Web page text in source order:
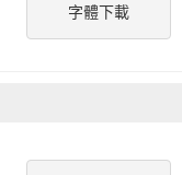
字體下載